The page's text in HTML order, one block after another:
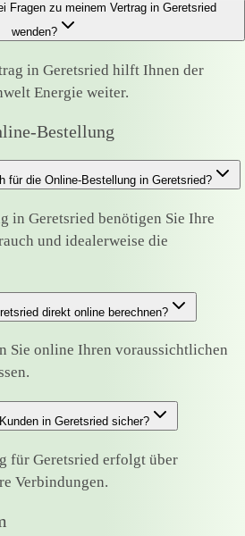
Fragen zu meinem Vertrag in Geretsried
wenden?
in Geretsried hilft Ihnen der
Energie weiter.
Bestellung
für die Online-Bestellung in Geretsried?
in Geretsried benötigen Sie Ihre
und idealerweise die
direkt online berechnen?
Sie online Ihren voraussichtlichen
in Geretsried sicher?
für Geretsried erfolgt über
Verbindungen.